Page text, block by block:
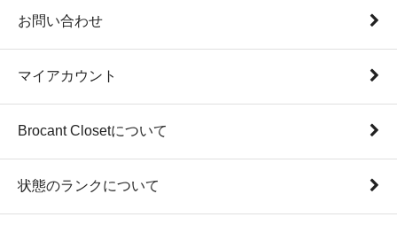
お問い合わせ
マイアカウント
Brocant Closetについて
状態のランクについて